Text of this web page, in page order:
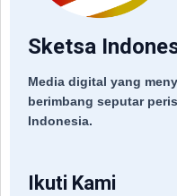
Sketsa
Media digital yang
berimbang seputar
Indonesia.
Ikuti Kami